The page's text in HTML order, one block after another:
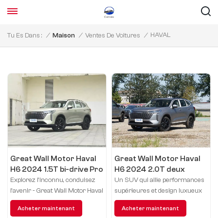
Tu Es Dans : / Maison / Ventes De Voitures / HAVAL
Great Wall Motor Haval
H6 2024 1.5T bi-drive Pro
Explorez l'inconnu, conduisez
l'avenir - Great Wall Motor Haval
H6.
Acheter maintenant
Great Wall Motor Haval
H6 2024 2.0T deux
transmissions Max
Un SUV qui allie performances
supérieures et design luxueux
pour offrir une expérience de
conduite inégalée à chaque
Acheter maintenant